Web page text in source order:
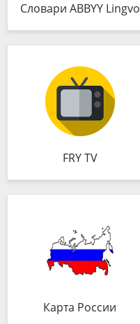
Словари ABBYY Lingvo
FRY TV
Карта России